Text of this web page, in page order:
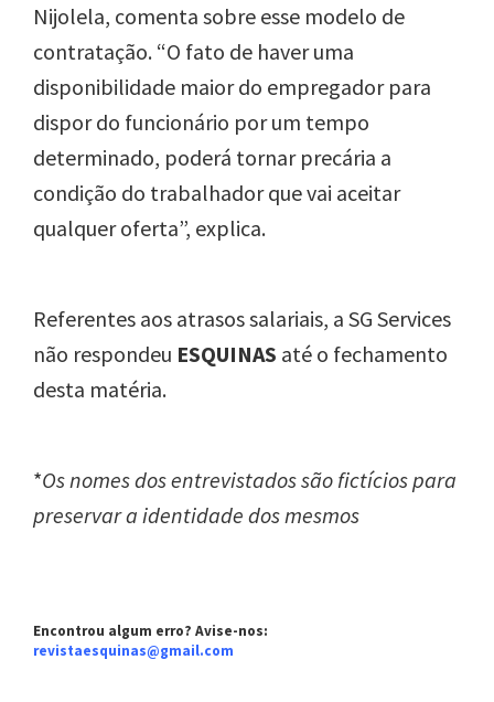
Nijolela, comenta sobre esse modelo de
contratação. “O fato de haver uma
disponibilidade maior do empregador para
dispor do funcionário por um tempo
determinado, poderá tornar precária a
condição do trabalhador que vai aceitar
qualquer oferta”, explica.
Referentes aos atrasos salariais, a SG Services
não respondeu ESQUINAS até o fechamento
desta matéria.
*Os nomes dos entrevistados são fictícios para
preservar a identidade dos mesmos
Encontrou algum erro? Avise-nos:
revistaesquinas@gmail.com